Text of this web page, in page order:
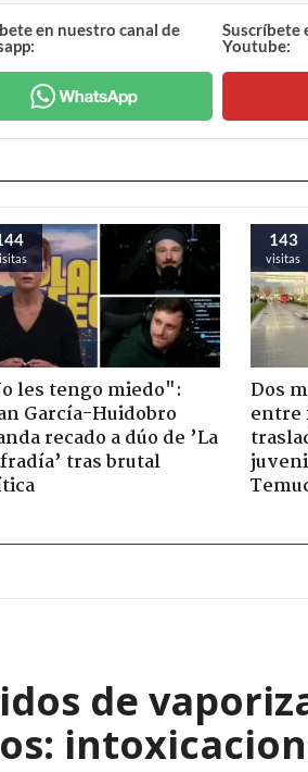
en nuestro canal de
Suscríbete
Youtube:
les tengo miedo":
García-Huidobro
recado a dúo de ’La
tras brutal
143
visitas
Dos
entre
de